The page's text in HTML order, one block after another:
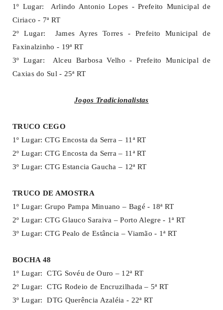
1º Lugar: Arlindo Antonio Lopes - Prefeito Municipal de
Ciriaco - 7ª RT
2º Lugar: James Ayres Torres - Prefeito Municipal de
Faxinalzinho - 19ª RT
3º Lugar: Alceu Barbosa Velho - Prefeito Municipal de
Caxias do Sul - 25ª RT
Jogos Tradicionalistas
TRUCO CEGO
1º Lugar: CTG Encosta da Serra – 11ª RT
2º Lugar: CTG Encosta da Serra – 11ª RT
3º Lugar: CTG Estancia Gaucha – 12ª RT
TRUCO DE AMOSTRA
1º Lugar: Grupo Pampa Minuano – Bagé - 18ª RT
2º Lugar: CTG Glauco Saraiva – Porto Alegre - 1ª RT
3º Lugar: CTG Pealo de Estância – Viamão - 1ª RT
BOCHA 48
1º Lugar: CTG Sovéu de Ouro – 12ª RT
2º Lugar: CTG Rodeio de Encruzilhada – 5ª RT
3º Lugar: DTG Querência Azaléia - 22ª RT